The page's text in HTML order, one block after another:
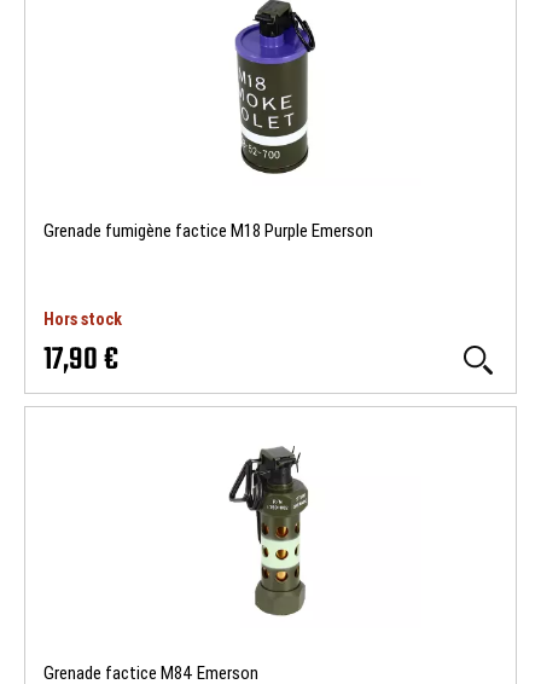
Grenade fumigène factice M18 Purple Emerson
Hors stock
17,90 €
Grenade factice M84 Emerson